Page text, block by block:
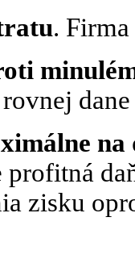
.
profitná
zisku